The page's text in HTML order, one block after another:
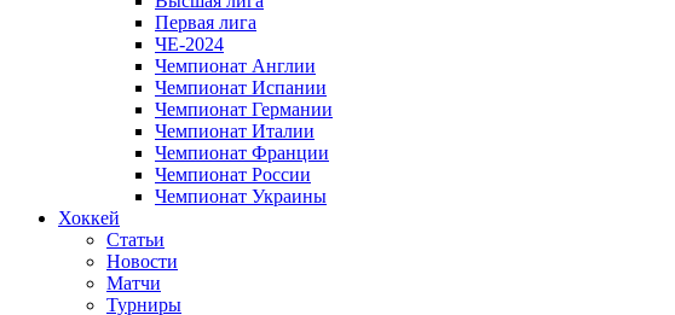
Первая лига
ЧЕ-2024
Чемпионат Англии
Чемпионат Испании
Чемпионат Германии
Чемпионат Италии
Чемпионат Франции
Чемпионат России
Чемпионат Украины
Хоккей
Статьи
Новости
Матчи
Турниры